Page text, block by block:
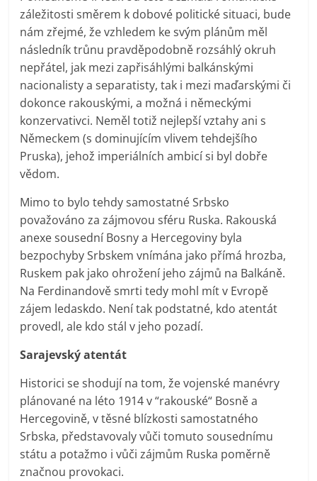
záležitosti směrem k dobové politické situaci, bude
nám zřejmé, že vzhledem ke svým plánům měl
následník trůnu pravděpodobně rozsáhlý okruh
nepřátel, jak mezi zapřisáhlými balkánskými
nacionalisty a separatisty, tak i mezi maďarskými či
dokonce rakouskými, a možná i německými
konzervativci. Neměl totiž nejlepší vztahy ani s
Německem (s dominujícím vlivem tehdejšího
Pruska), jehož imperiálních ambicí si byl dobře
vědom.
Mimo to bylo tehdy samostatné Srbsko
považováno za zájmovou sféru Ruska. Rakouská
anexe sousední Bosny a Hercegoviny byla
bezpochyby Srbskem vnímána jako přímá hrozba,
Ruskem pak jako ohrožení jeho zájmů na Balkáně.
Na Ferdinandově smrti tedy mohl mít v Evropě
zájem ledaskdo. Není tak podstatné, kdo atentát
provedl, ale kdo stál v jeho pozadí.
Sarajevský atentát
Historici se shodují na tom, že vojenské manévry
plánované na léto 1914 v “rakouské“ Bosně a
Hercegovině, v těsné blízkosti samostatného
Srbska, představovaly vůči tomuto sousednímu
státu a potažmo i vůči zájmům Ruska poměrně
značnou provokaci.